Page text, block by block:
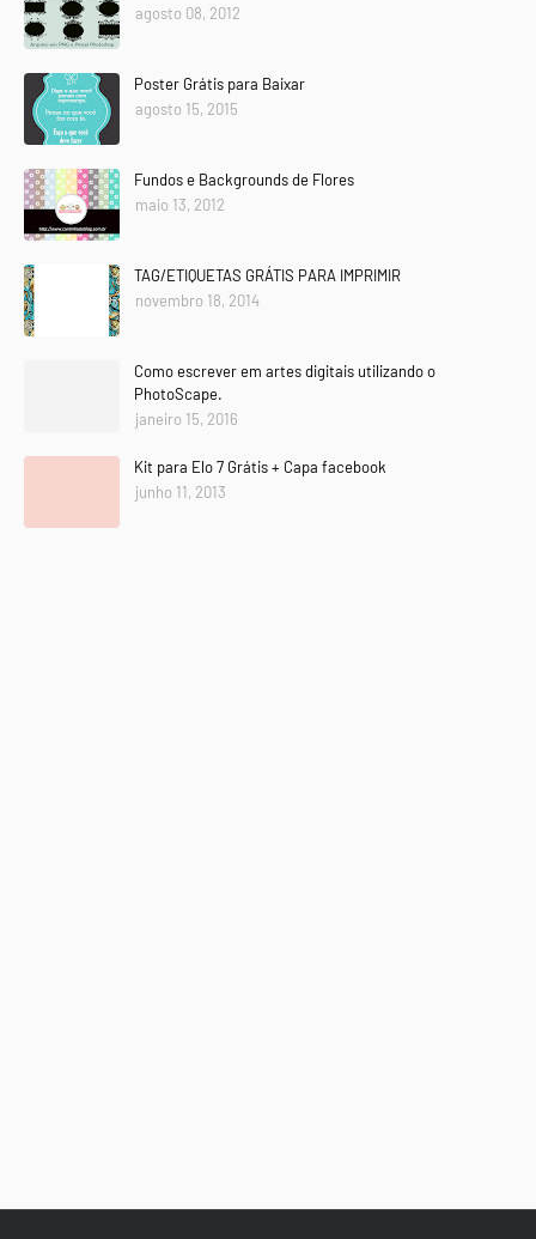
agosto 08, 2012
Poster Grátis para Baixar
agosto 15, 2015
Fundos e Backgrounds de Flores
maio 13, 2012
TAG/ETIQUETAS GRÁTIS PARA IMPRIMIR
novembro 18, 2014
Como escrever em artes digitais utilizando o
PhotoScape.
janeiro 15, 2016
Kit para Elo 7 Grátis + Capa facebook
junho 11, 2013